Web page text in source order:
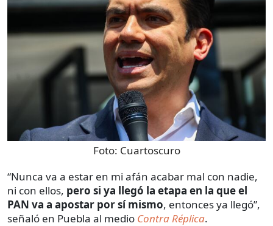
Foto: Cuartoscuro
“Nunca va a estar en mi afán acabar mal con nadie,
ni con ellos, pero si ya llegó la etapa en la que el
PAN va a apostar por sí mismo, entonces ya llegó”,
señaló en Puebla al medio Contra Réplica.